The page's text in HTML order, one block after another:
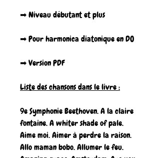
➡ Niveau débutant et plus
➡ Pour harmonica diatonique en DO
➡ Version PDF
Liste des chansons dans le livre :
9e Symphonie Beethoven. A la claire
fontaine. A whiter shade of pale.
Aime moi. Aimer à perdre la raison.
Allo maman bobo. Allumer le feu.